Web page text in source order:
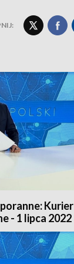
Kurier
- 1 lipca 2022